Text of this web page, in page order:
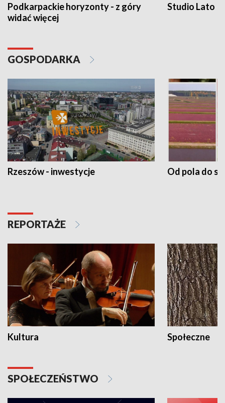
Podkarpackie horyzonty - z góry
widać więcej
Studio Lato
GOSPODARKA
Rzeszów - inwestycje Od pola do
REPORTAŻE
Kultura Społeczne
SPOŁECZEŃSTWO